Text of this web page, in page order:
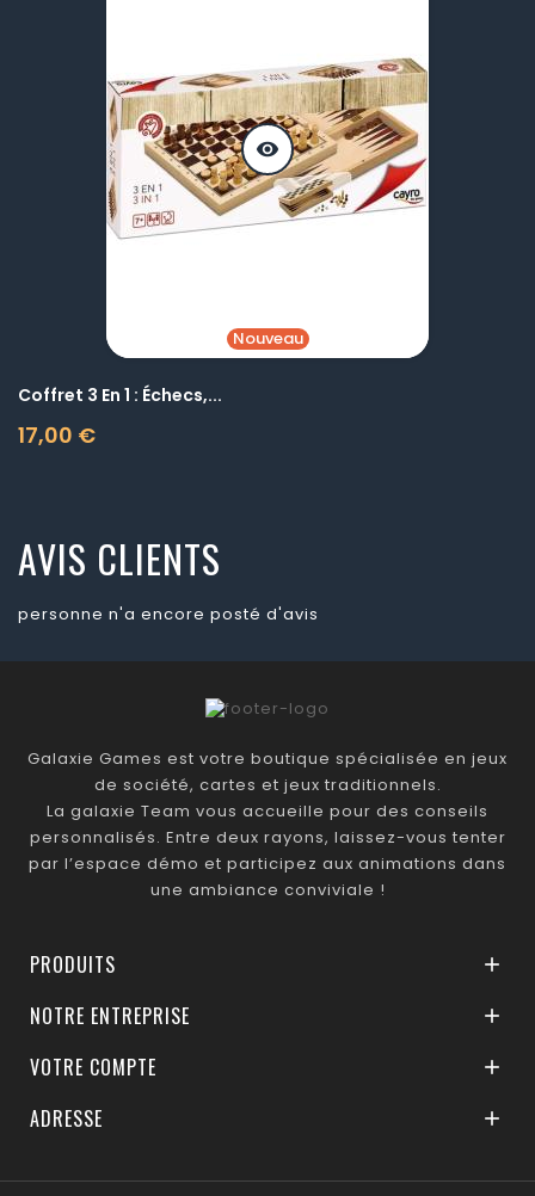
visibility
Nouveau
Coffret 3 En 1 : Échecs,...
17,00 €
Prix
AVIS CLIENTS
personne n'a encore posté d'avis
Galaxie Games est votre boutique spécialisée en jeux
de société, cartes et jeux traditionnels.
La galaxie Team vous accueille pour des conseils
personnalisés. Entre deux rayons, laissez-vous tenter
par l’espace démo et participez aux animations dans
une ambiance conviviale !
PRODUITS 
NOTRE ENTREPRISE 
VOTRE COMPTE 
ADRESSE 